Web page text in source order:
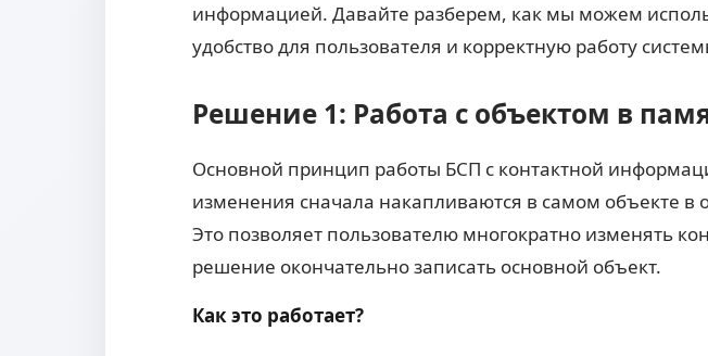
информацией. Давайте разберем, как мы можем
удобство для пользователя и корректную работу
Решение 1: Работа с объектом в
Основной принцип работы БСП с контактной
изменения сначала накапливаются в самом объекте в
Это позволяет пользователю многократно изменять
решение окончательно записать основной объект.
Как это работает?